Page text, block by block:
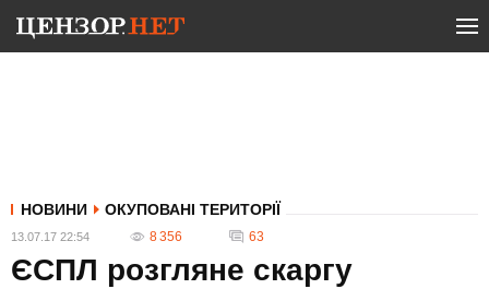
НОВИНИ ОКУПОВАНІ ТЕРИТОРІЇ
13.07.17 22:54 8 356 63
ЄСПЛ розгляне скаргу